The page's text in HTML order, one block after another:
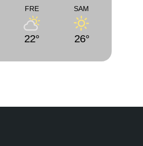
FRE
22°
SAM
26°